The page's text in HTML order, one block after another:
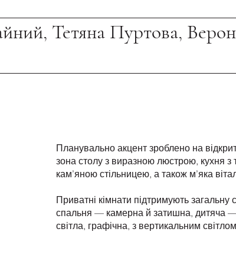
Тетяна Пуртова,
Планувально акцент зроблено на
зона столу з виразною люстрою, кухня
кам’яною стільницею, а також м’яка
Приватні кімнати підтримують загальну
спальня — камерна й затишна, дитяча
світла, графічна, з вертикальним